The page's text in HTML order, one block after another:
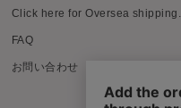
Click here for Oversea shipping.
FAQ
お問い合わせ